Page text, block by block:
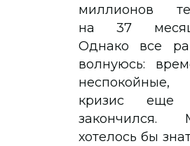
миллионов
на 37
Однако все
волнуюсь:
неспокойные,
кризис еще
закончился.
хотелось бы